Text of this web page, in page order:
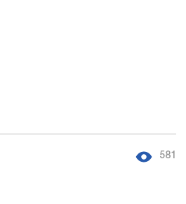
581